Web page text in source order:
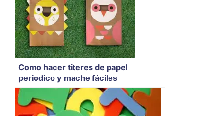
Como hacer titeres de papel
periodico y mache fáciles